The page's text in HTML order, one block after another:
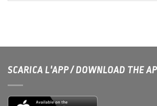
SCARICA L'APP / DOWNLOAD THE